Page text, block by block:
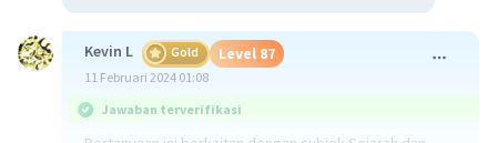
Kevin L Gold Level 87
11 Februari 2024 01:08
Jawaban terverifikasi